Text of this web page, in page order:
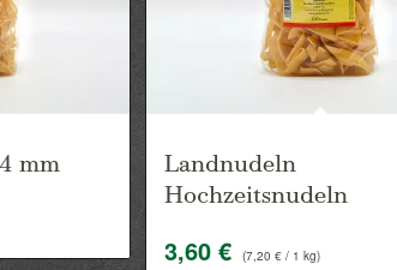
mm
Landnudeln
Hochzeitsnudeln
3,60€ (7,20€ / 1 kg)